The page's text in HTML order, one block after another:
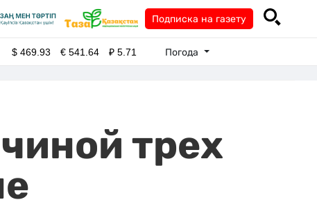
Подписка на газету
$469.93 €541.64 ₽5.71 Погода
трех